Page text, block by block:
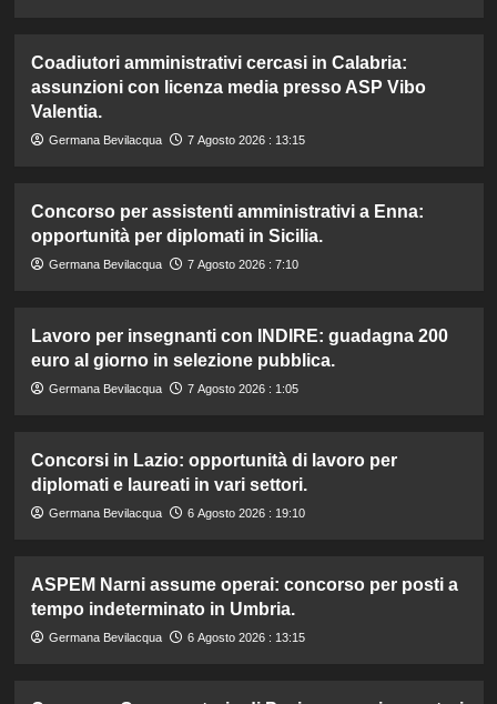
Coadiutori amministrativi cercasi in Calabria:
assunzioni con licenza media presso ASP Vibo
Valentia.
Germana Bevilacqua 7 Agosto 2026 : 13:15
Concorso per assistenti amministrativi a Enna:
opportunità per diplomati in Sicilia.
Germana Bevilacqua 7 Agosto 2026 : 7:10
Lavoro per insegnanti con INDIRE: guadagna 200
euro al giorno in selezione pubblica.
Germana Bevilacqua 7 Agosto 2026 : 1:05
Concorsi in Lazio: opportunità di lavoro per
diplomati e laureati in vari settori.
Germana Bevilacqua 6 Agosto 2026 : 19:10
ASPEM Narni assume operai: concorso per posti a
tempo indeterminato in Umbria.
Germana Bevilacqua 6 Agosto 2026 : 13:15